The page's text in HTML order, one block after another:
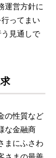
運営方針に
ってまい
見通しで
の性質など
な金融商
まにふさわ